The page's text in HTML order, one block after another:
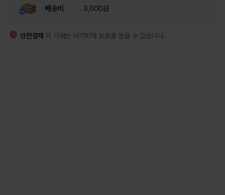
배송비 3,000원
안전결제 외 거래는 사기피해 보호를 받을 수 없습니다.